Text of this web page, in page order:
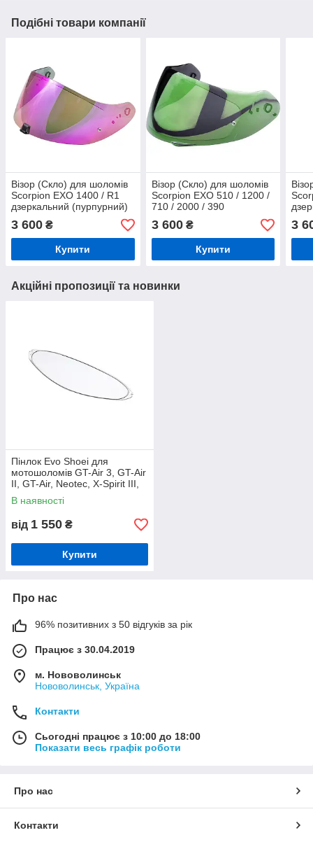
Подібні товари компанії
Візор (Скло) для шоломів
Scorpion EXO 1400 / R1
дзеркальний (пурпурний)
3 600 ₴
Купити
Візор (Скло) для шоломів
Scorpion EXO 510 / 1200 /
710 / 2000 / 390
дзеркальний (зелений)
3 600₴
Купити
3
Акційні пропозиції та новинки
Пінлок Evo Shoei для
мотошоломів GT-Air 3, GT-Air
II, GT-Air, Neotec, X-Spirit III,
NXR, RYD, Neotec II, Neotec 3
В наявності
від 1 550 ₴
Купити
Про нас
96% позитивних з 50 відгуків за рік
Працює з 30.04.2019
м. Нововолинськ
Нововолинськ, Україна
Контакти
Сьогодні працює з 10:00 до 18:00
Показати весь графік роботи
Про нас
Контакти